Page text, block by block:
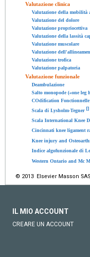
Valutazione clinica
Valutazione della mobilità
Valutazione del dolore
Valutazione propriocettiva
Valutazione della lassità
Valutazione muscolare
Valutazione
Valutazione trofica
Valutazione palpatoria
Valutazione funzionale
Deambulazione
Salto monopode («one leg
COdification Fonctionnelle
Scala di Lysholm-Tegner[]
Scala International Knee
Cincinnati knee ligament
Knee injury and
Indice algofunzionale di
Western Ontario and Mc
© 2013 Elsevier Masson
IL MIO ACCOUNT
CREARE UN ACCOUNT